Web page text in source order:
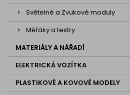
Světelné a Zvukové moduly
Měřáky a testry
MATERIÁLY A NÁŘADÍ
ELEKTRICKÁ VOZÍTKA
PLASTIKOVÉ A KOVOVÉ MODELY